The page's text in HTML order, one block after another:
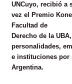
UNCuyo, recibió a
vez el Premio
Facultad de
Derecho de la
personalidades,
e instituciones por
Argentina.